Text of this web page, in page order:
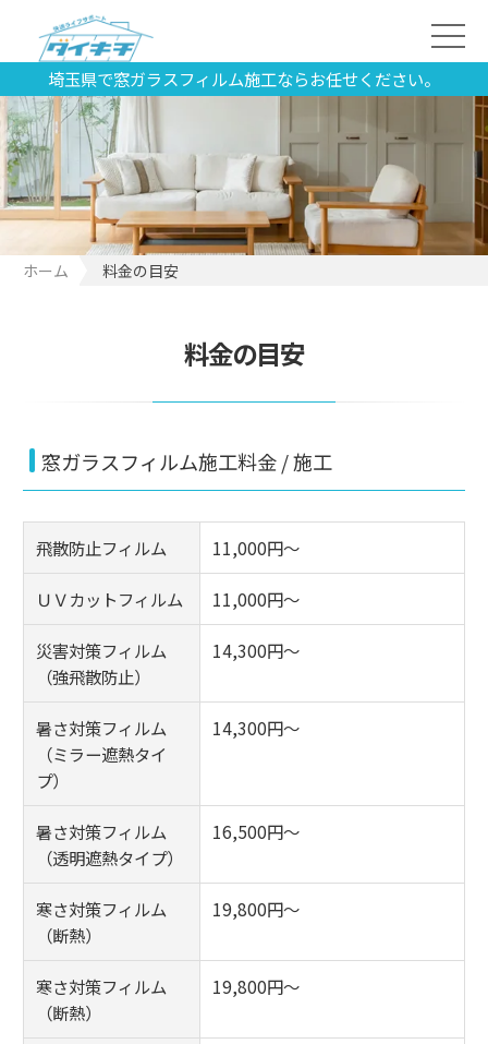
埼玉県で窓ガラスフィルム施工ならお任せください。
ホーム 料金の目安
料金の目安
窓ガラスフィルム施工料金 / 施工
飛散防止フィルム 11,000円～
ＵＶカットフィルム 11,000円～
災害対策フィルム
（強飛散防止）
14,300円～
暑さ対策フィルム
（ミラー遮熱タイ
プ）
14,300円～
暑さ対策フィルム
（透明遮熱タイプ）
16,500円～
寒さ対策フィルム
（断熱）
19,800円～
寒さ対策フィルム
（断熱）
19,800円～